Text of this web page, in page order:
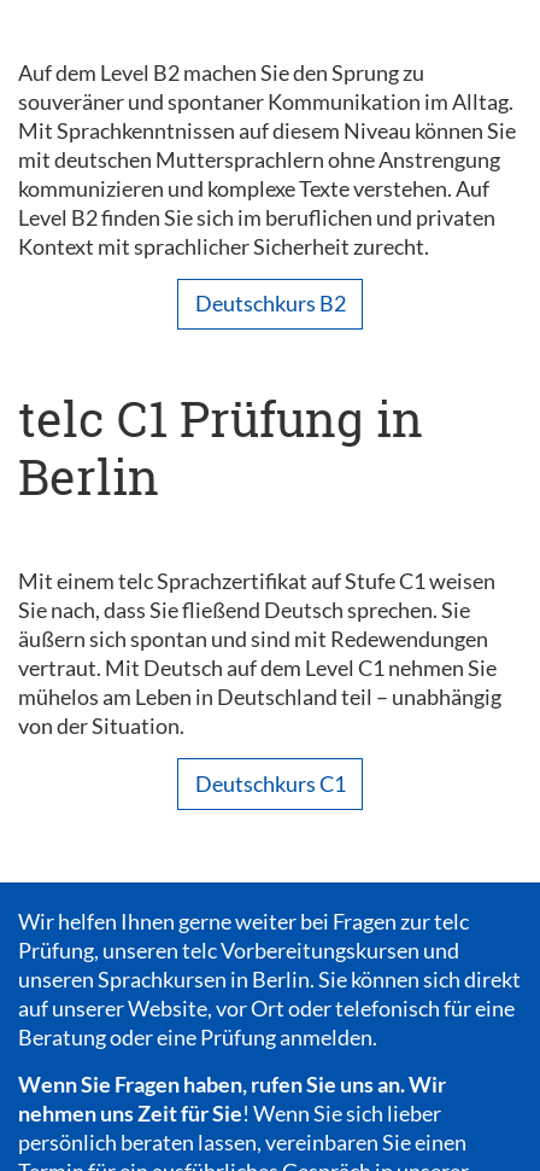
Auf dem Level B2 machen Sie den Sprung zu
souveräner und spontaner Kommunikation im Alltag.
Mit Sprachkenntnissen auf diesem Niveau können Sie
mit deutschen Muttersprachlern ohne Anstrengung
kommunizieren und komplexe Texte verstehen. Auf
Level B2 finden Sie sich im beruflichen und privaten
Kontext mit sprachlicher Sicherheit zurecht.
Deutschkurs B2
telc C1 Prüfung in
Berlin
Mit einem telc Sprachzertifikat auf Stufe C1 weisen
Sie nach, dass Sie fließend Deutsch sprechen. Sie
äußern sich spontan und sind mit Redewendungen
vertraut. Mit Deutsch auf dem Level C1 nehmen Sie
mühelos am Leben in Deutschland teil – unabhängig
von der Situation.
Deutschkurs C1
Wir helfen Ihnen gerne weiter bei Fragen zur telc
Prüfung, unseren telc Vorbereitungskursen und
unseren Sprachkursen in Berlin. Sie können sich direkt
auf unserer Website, vor Ort oder telefonisch für eine
Beratung oder eine Prüfung anmelden.
Wenn Sie Fragen haben, rufen Sie uns an. Wir
nehmen uns Zeit für Sie! Wenn Sie sich lieber
persönlich beraten lassen, vereinbaren Sie einen